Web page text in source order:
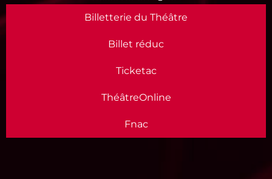
Billetterie du Théâtre
Billet réduc
Ticketac
ThéâtreOnline
Fnac